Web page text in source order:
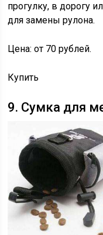
прогулку, в дорогу
для замены рулона.
Цена: от 70 рублей.
Купить
9. Сумка для